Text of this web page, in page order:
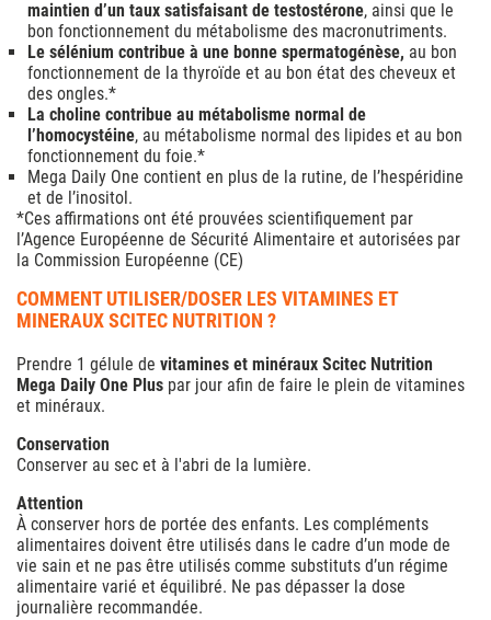
maintien d’un taux satisfaisant de testostérone, ainsi que le
bon fonctionnement du métabolisme des macronutriments.
Le sélénium contribue à une bonne spermatogénèse, au bon
fonctionnement de la thyroïde et au bon état des cheveux et
des ongles.*
La choline contribue au métabolisme normal de
l’homocystéine, au métabolisme normal des lipides et au bon
fonctionnement du foie.*
Mega Daily One contient en plus de la rutine, de l’hespéridine
et de l’inositol.
*Ces affirmations ont été prouvées scientifiquement par
l’Agence Européenne de Sécurité Alimentaire et autorisées par
la Commission Européenne (CE)
COMMENT UTILISER/DOSER LES VITAMINES ET
MINERAUX SCITEC NUTRITION ?
Prendre 1 gélule de vitamines et minéraux Scitec Nutrition
Mega Daily One Plus par jour afin de faire le plein de vitamines
et minéraux.
Conservation
Conserver au sec et à l'abri de la lumière.
Attention
À conserver hors de portée des enfants. Les compléments
alimentaires doivent être utilisés dans le cadre d’un mode de
vie sain et ne pas être utilisés comme substituts d’un régime
alimentaire varié et équilibré. Ne pas dépasser la dose
journalière recommandée.